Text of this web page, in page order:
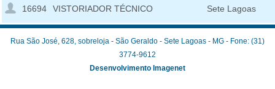
16694 VISTORIADOR TÉCNICO Sete Lagoas
Rua São José, 628, sobreloja - São Geraldo - Sete Lagoas - MG - Fone: (31)
3774-9612
Desenvolvimento Imagenet